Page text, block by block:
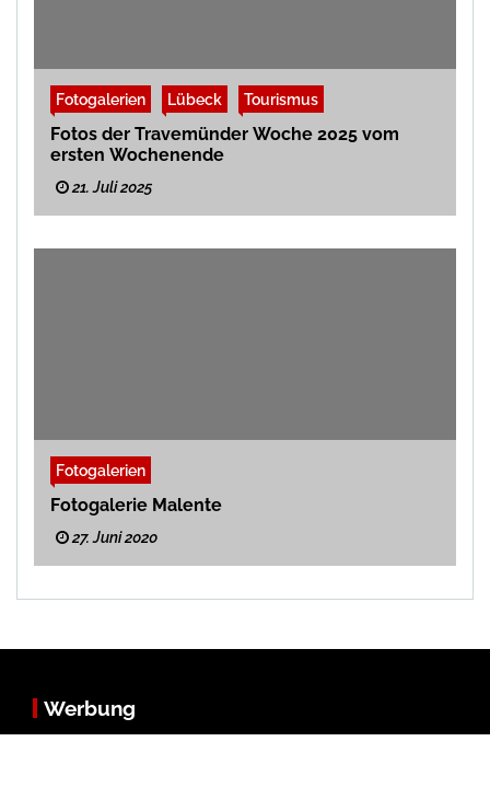
Fotogalerien Lübeck Tourismus
Fotos der Travemünder Woche 2025 vom
ersten Wochenende
21. Juli 2025
Fotogalerien
Fotogalerie Malente
27. Juni 2020
Werbung